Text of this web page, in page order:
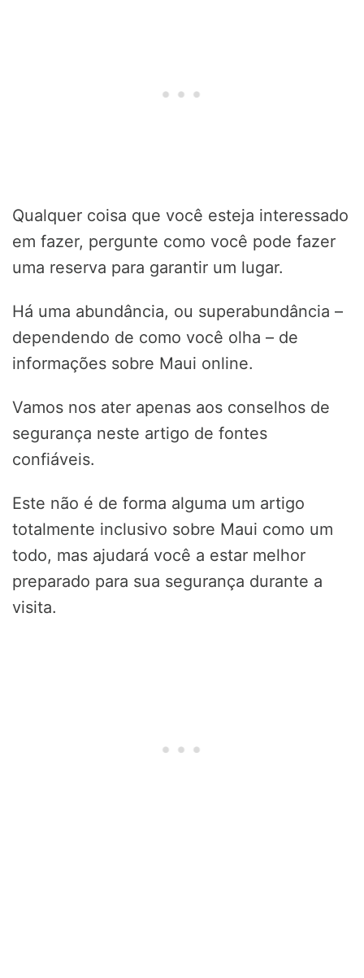
Qualquer coisa que você esteja interessado
em fazer, pergunte como você pode fazer
uma reserva para garantir um lugar.
Há uma abundância, ou superabundância –
dependendo de como você olha – de
informações sobre Maui online.
Vamos nos ater apenas aos conselhos de
segurança neste artigo de fontes
confiáveis.
Este não é de forma alguma um artigo
totalmente inclusivo sobre Maui como um
todo, mas ajudará você a estar melhor
preparado para sua segurança durante a
visita.